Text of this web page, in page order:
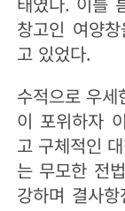
창고인 여양
고 있었다.
수적으로 우
이 포위하자
고 구체적인
는 무모한 전
강하며 결사